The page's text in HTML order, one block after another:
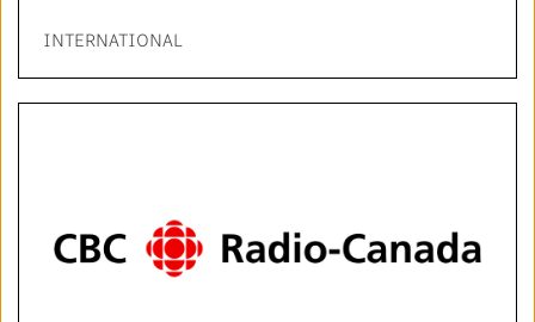
INTERNATIONAL